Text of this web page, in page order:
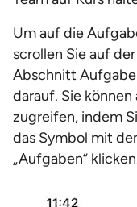
Um auf die
scrollen Sie auf
Abschnitt
darauf. Sie
zugreifen, indem
das Symbol mit
„Aufgaben“